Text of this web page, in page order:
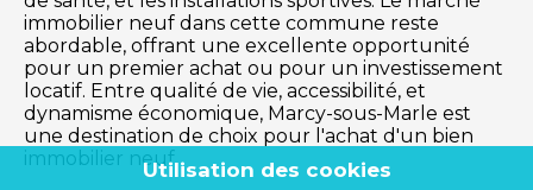
immobilier neuf dans cette commune reste
abordable, offrant une excellente opportunité
pour un premier achat ou pour un investissement
locatif. Entre qualité de vie, accessibilité, et
dynamisme économique, Marcy-sous-Marle est
une destination de choix pour l'achat d'un bien
immobilier neuf.Utilisation des cookies